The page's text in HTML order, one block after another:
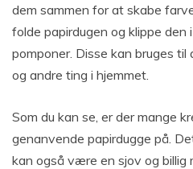
dem sammen for at skabe
folde papirdugen og klippe
pomponer. Disse kan bruges
og andre ting i hjemmet.
Som du kan se, er der mange
genanvende papirdugge på.
kan også være en sjov og billig